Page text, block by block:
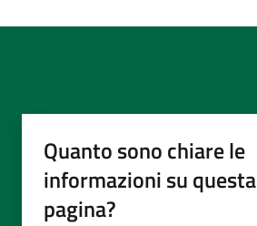
Quanto sono chiare le
informazioni su questa
pagina?